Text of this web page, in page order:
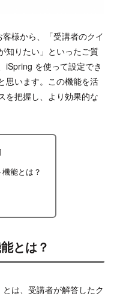
様から、「受講者のクイ
知りたい」といったご質
iSpring を使って設定でき
思います。この機能を活
を把握し、より効果的な
能とは？
とは？
は、受講者が解答したク